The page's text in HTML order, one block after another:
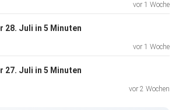
vor 1 Woche
28. Juli in 5 Minuten
vor 1 Woche
27. Juli in 5 Minuten
vor 2 Wochen